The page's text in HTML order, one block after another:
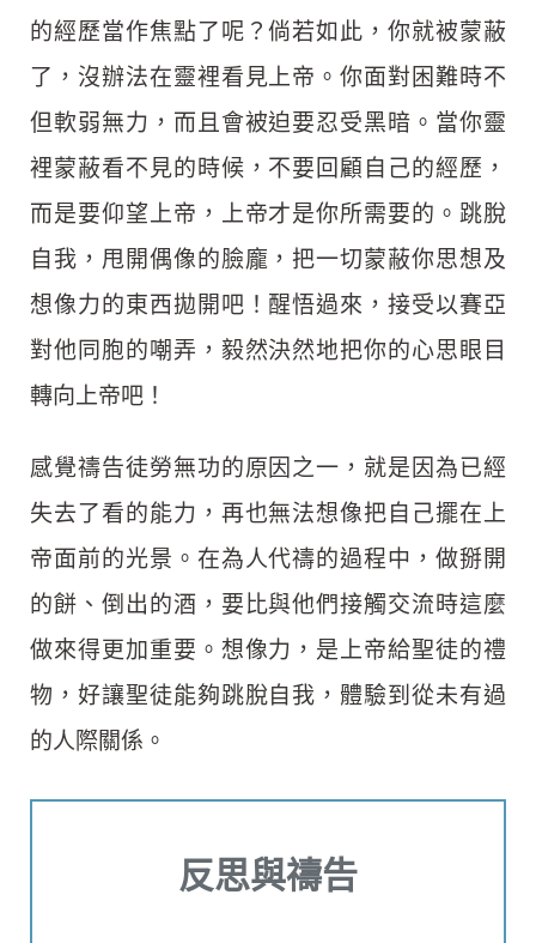
的經歷當作焦點了呢？倘若如此，你就被蒙蔽
了，沒辦法在靈裡看見上帝。你面對困難時不
但軟弱無力，而且會被迫要忍受黑暗。當你靈
裡蒙蔽看不見的時候，不要回顧自己的經歷，
而是要仰望上帝，上帝才是你所需要的。跳脫
自我，甩開偶像的臉龐，把一切蒙蔽你思想及
想像力的東西拋開吧！醒悟過來，接受以賽亞
對他同胞的嘲弄，毅然決然地把你的心思眼目
轉向上帝吧！
感覺禱告徒勞無功的原因之一，就是因為已經
失去了看的能力，再也無法想像把自己擺在上
帝面前的光景。在為人代禱的過程中，做掰開
的餅、倒出的酒，要比與他們接觸交流時這麼
做來得更加重要。想像力，是上帝給聖徒的禮
物，好讓聖徒能夠跳脫自我，體驗到從未有過
的人際關係。
反思與禱告